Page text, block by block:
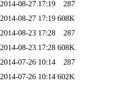
2014-08-27 17:19
287
2014-08-27 17:19 608K
2014-08-23 17:28
287
2014-08-23 17:28 608K
2014-07-26 10:14
287
2014-07-26 10:14 602K